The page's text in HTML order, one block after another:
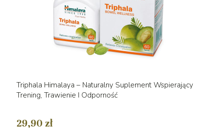
Triphala Himalaya – Naturalny Suplement Wspierający
Trening, Trawienie I Odporność
29,90 zł